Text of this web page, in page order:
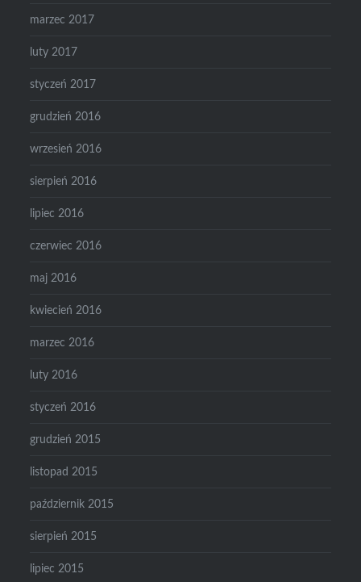
marzec 2017
luty 2017
styczeń 2017
grudzień 2016
wrzesień 2016
sierpień 2016
lipiec 2016
czerwiec 2016
maj 2016
kwiecień 2016
marzec 2016
luty 2016
styczeń 2016
grudzień 2015
listopad 2015
październik 2015
sierpień 2015
lipiec 2015